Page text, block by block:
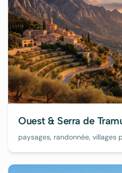
Ouest & Serra de
paysages, randonnée, villages